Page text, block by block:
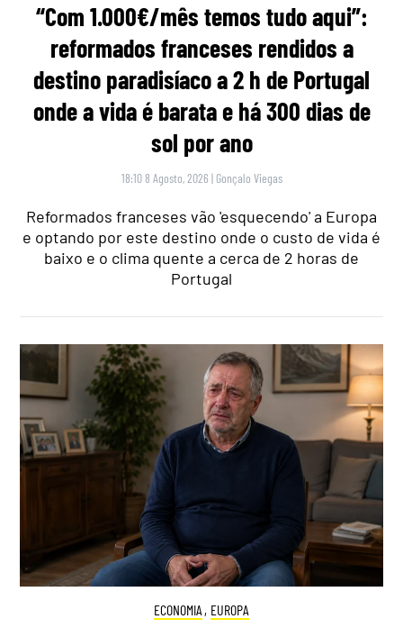
“Com 1.000€/mês temos tudo aqui”:
reformados franceses rendidos a
destino paradisíaco a 2 h de Portugal
onde a vida é barata e há 300 dias de
sol por ano
18:10 8 Agosto, 2026 | Gonçalo Viegas
Reformados franceses vão 'esquecendo' a Europa
e optando por este destino onde o custo de vida é
baixo e o clima quente a cerca de 2 horas de
Portugal
ECONOMIA , EUROPA